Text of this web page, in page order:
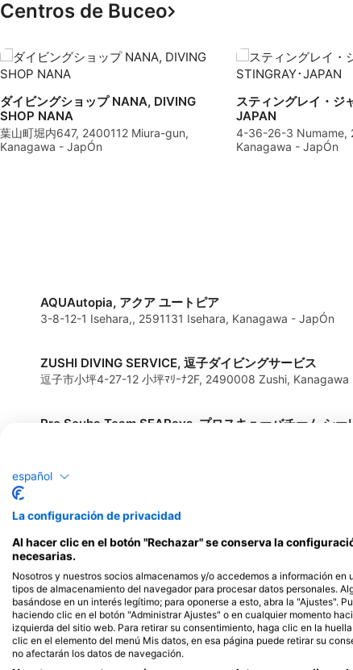
Centros de Buceo
ダイビングショップ NANA, DIVING
SHOP NANA
葉山町堀内647, 2400112 Miura-gun,
Kanagawa - JapÓn
スティングレイ・ジ
JAPAN
4-36-26-3 Numame,
Kanagawa - JapÓn
AQUAutopia, アクア ユートピア
3-8-12-1 Isehara,, 2591131 Isehara, Kanagawa - JapÓn
ZUSHI DIVING SERVICE, 逗子ダイビングサービス
逗子市小坪4-27-12 小坪ﾏﾘｰﾅ2F, 2490008 Zushi,
Pro Scuba Team SEARays, プロスキューバチーム シー
Lugares de buceo
español
La configuración de privacidad
Al hacer clic en el botón "Rechazar" se conserva la
necesarias.
Nosotros y nuestros socios almacenamos y/o accedemos a información
tipos de almacenamiento del navegador para procesar datos personales.
basándose en un interés legítimo; para oponerse a esto, abra la "Ajustes".
haciendo clic en el botón "Administrar Ajustes" o en cualquier momento
izquierda del sitio web. Para retirar su consentimiento, haga clic en la
clic en el elemento del menú Mis datos, en esa página puede retirar su
no afectarán los datos de navegación.